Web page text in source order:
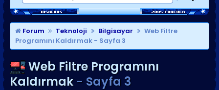
SON MESAJLAR
KISAYOLLAR
Forum Teknoloji Bilgisayar
Web Filtre
Programını Kaldırmak - Sayfa 3
Web Filtre Programını
Kaldırmak - Sayfa 3